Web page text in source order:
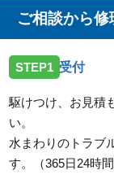
けお伺いしま
三重県松阪市
三重県伊勢市
依頼を受けお
ご相談から
STEP1 受付
駆けつけ、お見積
い。
水まわりのトラブ
す。（365日24時間